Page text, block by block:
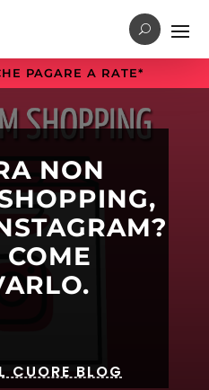
PAGARE A RATE*
NON
COME
CUORE BLOG